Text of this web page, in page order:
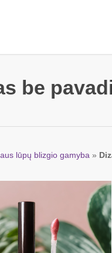
be
lūpų blizgio gamyba »